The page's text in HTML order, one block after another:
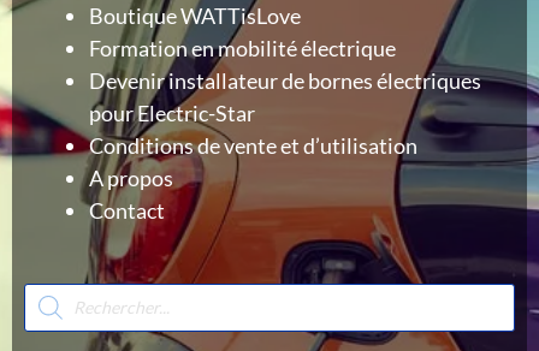
Boutique WATTisLove
Formation en mobilité électrique
Devenir installateur de bornes électriques
pour Electric-Star
Conditions de vente et d’utilisation
A propos
Contact
Recherche
de
produits